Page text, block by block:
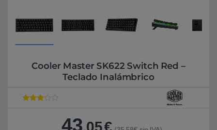
Cooler Master SK622 Switch Red –
Teclado Inalámbrico
43,05€